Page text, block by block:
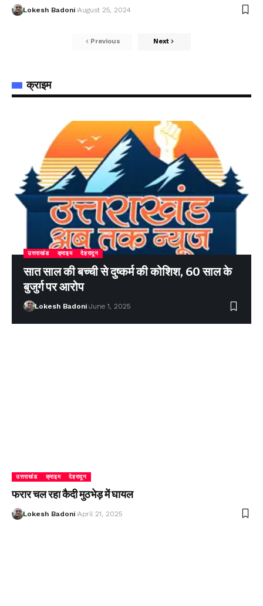
Lokesh Badoni August 25, 2024
Previous Next
क्राइम
उत्तराखंड क्राइम देहरादून
सात साल की बच्ची से दुष्कर्म की कोशिश, 60 साल के
बुजुर्ग पर आरोप
Lokesh Badoni June 1, 2025
उत्तराखंड क्राइम देहरादून
फरार चल रहा कैदी मुठभेड़ में घायल
Lokesh Badoni April 21, 2025